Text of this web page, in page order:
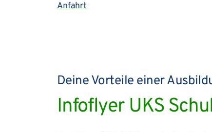
Anfahrt
Deine Vorteile einer
Infoflyer UKS